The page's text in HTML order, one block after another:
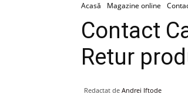
Acasă Magazine online
Contact
Retur
Redactat de Andrei Iftode